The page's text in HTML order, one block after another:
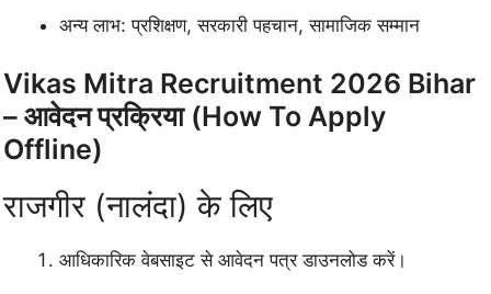
अन्य लाभ: प्रशिक्षण, सरकारी पहचान, सामाजिक सम्मान
Vikas Mitra Recruitment 2026 Bihar
– आवेदन प्रक्रिया (How To Apply
Offline)
राजगीर (नालंदा) के लिए
आधिकारिक वेबसाइट से आवेदन पत्र डाउनलोड करें।